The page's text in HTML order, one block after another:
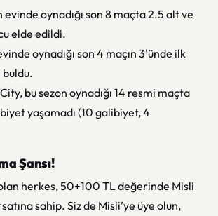
evinde oynadığı son 8 maçta 2.5 alt ve
elde edildi.
oynadığı son 4 maçın 3'ünde ilk
buldu.
bu sezon oynadığı 14 resmi maçta
yaşamadı (10 galibiyet, 4
Şansı!
herkes, 50+100 TL değerinde Misli
sahip. Siz de Misli’ye üye olun,